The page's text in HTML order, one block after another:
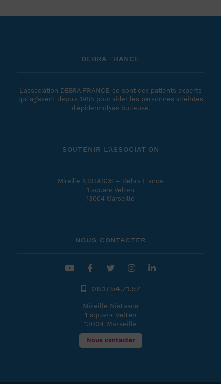
DEBRA FRANCE
L'association DEBRA FRANCE, ce sont des patients experts
qui agissent depuis 1985 pour aider les personnes atteintes
d'épidermolyse bulleuse.
SOUTENIR L'ASSOCIATION
Mireille NISTASOS – Debra France
1 square Velten
13004 Marseille
NOUS CONTACTER
06.17.54.71.57
Mireille Nistasos
1 square Velten
13004 Marseille
Nous contacter